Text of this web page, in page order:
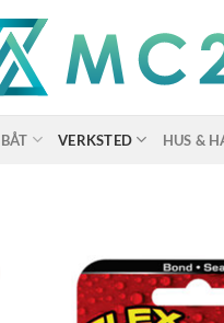
BÅT VERKSTED HUS &